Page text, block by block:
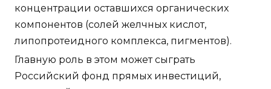
концентрации оставшихся органических
компонентов (солей желчных кислот,
липопротеидного комплекса, пигментов).
Главную роль в этом может сыграть
Российский фонд прямых инвестиций,